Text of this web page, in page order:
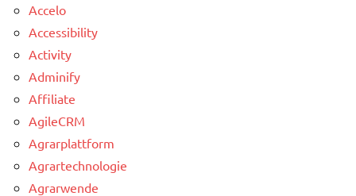
Accelo
Accessibility
Activity
Adminify
Affiliate
AgileCRM
Agrarplattform
Agrartechnologie
Agrarwende